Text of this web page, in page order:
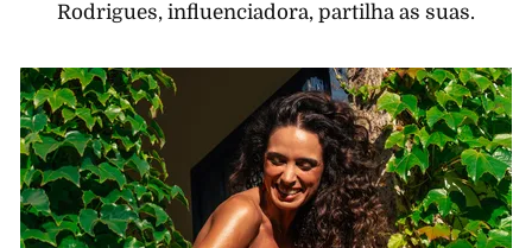
Rodrigues, influenciadora, partilha as suas.